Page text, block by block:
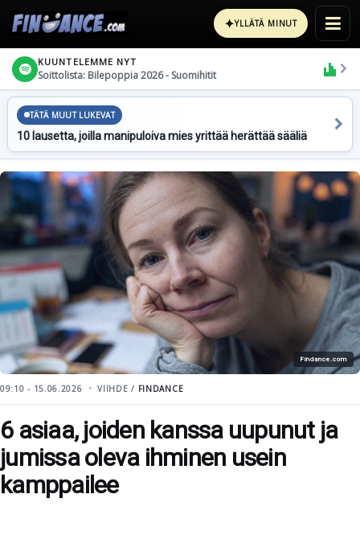
✦YLLÄTÄ MINUT
KUUNTELEMME NYT
Soittolista: Bilepoppia 2026 - Suomihitit
TÄTÄ MUUT LUKEVAT
10 lausetta, joilla manipuloiva mies yrittää herättää sääliä
Findance.com
09:10 - 15.06.2026 VIIHDE / FINDANCE
6 asiaa, joiden kanssa uupunut ja
jumissa oleva ihminen usein
kamppailee